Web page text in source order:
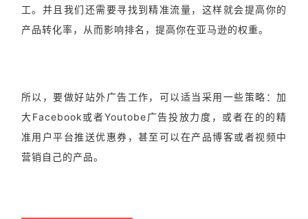
工。并且我们还需要寻找到精准流量，这样就会提高你的
产品转化率，从而影响排名，提高你在亚马逊的权重。
所以，要做好站外广告工作，可以适当采用一些策略：加
大Facebook或者Youtobe广告投放力度，或者在的的精
准用户平台推送优惠券，甚至可以在产品博客或者视频中
营销自己的产品。